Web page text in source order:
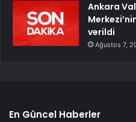
Ankara
verildi
Ağustos 7,
En Güncel Haberler